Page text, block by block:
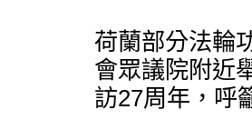
荷蘭部分法輪
會眾議院附近
訪27周年，呼